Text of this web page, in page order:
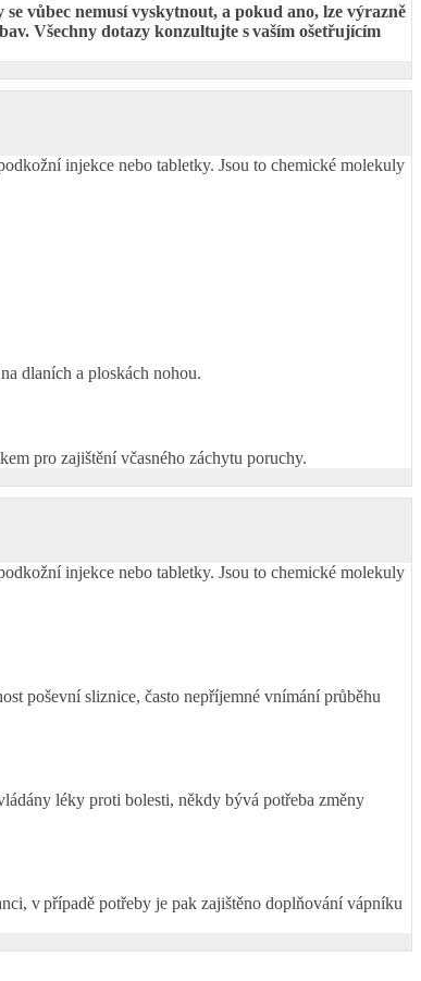
vůbec nemusí vyskytnout, a pokud ano, lze výrazně
Všechny dotazy konzultujte s vaším ošetřujícím
injekce nebo tabletky. Jsou to chemické molekuly
dlaních a ploskách nohou.
pro zajištění včasného záchytu poruchy.
injekce nebo tabletky. Jsou to chemické molekuly
poševní sliznice, často nepříjemné vnímání průběhu
léky proti bolesti, někdy bývá potřeba změny
v případě potřeby je pak zajištěno doplňování vápníku